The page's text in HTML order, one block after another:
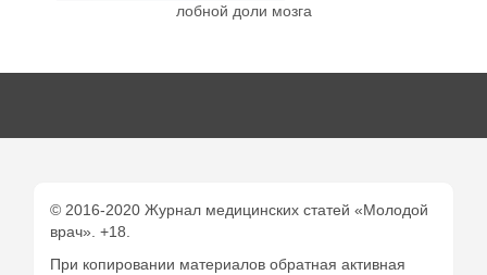
лобной доли мозга
© 2016-2020 Журнал медицинских статей «Молодой
врач». +18.
При копировании материалов обратная активная